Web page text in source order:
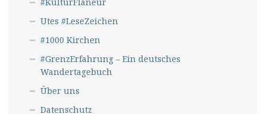
Utes #LeseZeichen
#1000 Kirchen
#GrenzErfahrung – Ein deutsches
Wandertagebuch
Über uns
Datenschutz